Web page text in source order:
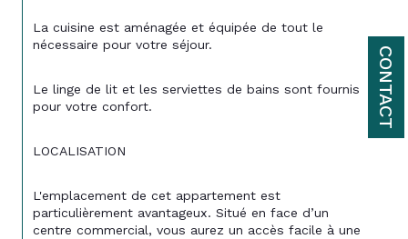
CONTACT
La cuisine est aménagée et équipée de tout le
nécessaire pour votre séjour.
Le linge de lit et les serviettes de bains sont fournis
pour votre confort.
LOCALISATION
L'emplacement de cet appartement est
particulièrement avantageux. Situé en face d’un
centre commercial, vous aurez un accès facile à une